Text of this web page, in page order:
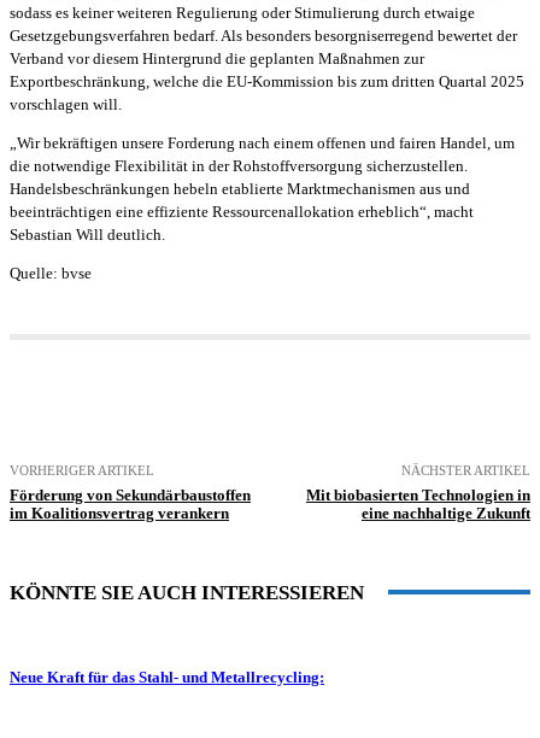
sodass es keiner weiteren Regulierung oder Stimulierung durch etwaige
Gesetzgebungsverfahren bedarf. Als besonders besorgniserregend bewertet der
Verband vor diesem Hintergrund die geplanten Maßnahmen zur
Exportbeschränkung, welche die EU-Kommission bis zum dritten Quartal 2025
vorschlagen will.
„Wir bekräftigen unsere Forderung nach einem offenen und fairen Handel, um
die notwendige Flexibilität in der Rohstoffversorgung sicherzustellen.
Handelsbeschränkungen hebeln etablierte Marktmechanismen aus und
beeinträchtigen eine effiziente Ressourcenallokation erheblich“, macht
Sebastian Will deutlich.
Quelle: bvse
VORHERIGER ARTIKEL
Förderung von Sekundärbaustoffen
im Koalitionsvertrag verankern
NÄCHSTER ARTIKEL
Mit biobasierten Technologien in
eine nachhaltige Zukunft
KÖNNTE SIE AUCH INTERESSIEREN
Neue Kraft für das Stahl- und Metallrecycling: